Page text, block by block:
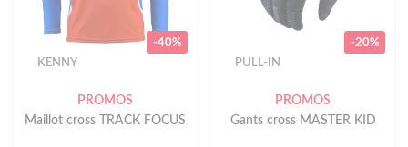
-40%
KENNY
PROMOS
Maillot cross TRACK FOCUS
-20%
PULL-IN
PROMOS
Gants cross MASTER KID